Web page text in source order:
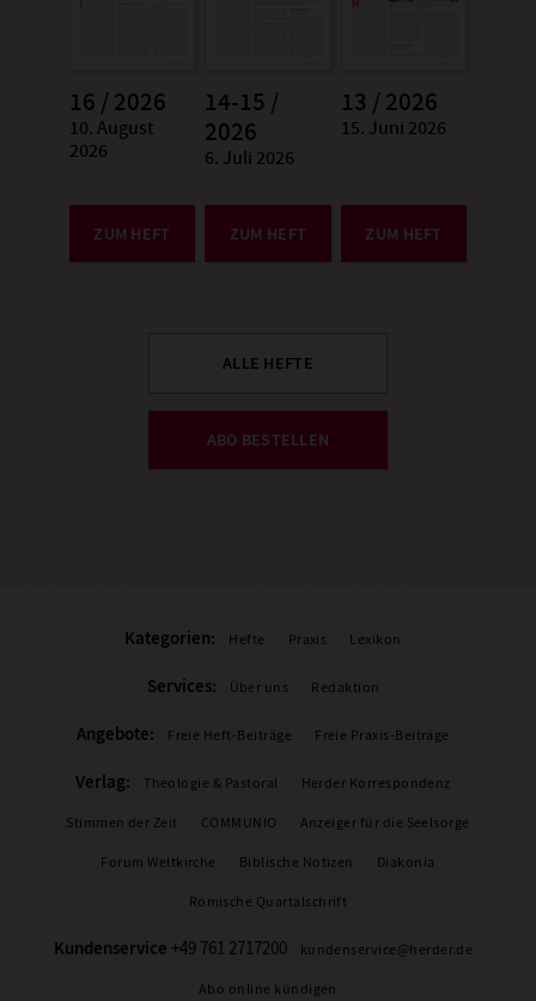
16 / 2026
:
10. August
2026
ZUM HEFT
14-15 /
2026
:
6. Juli 2026
ZUM HEFT
13 / 2026
:
15. Juni 2026
ZUM HEFT
ALLE HEFTE
ABO BESTELLEN
Kategorien: Hefte Praxis Lexikon
Services: Über uns Redaktion
Angebote: Freie Heft-Beiträge Freie Praxis-Beiträge
Verlag: Theologie & Pastoral Herder Korrespondenz
Stimmen der Zeit COMMUNIO Anzeiger für die Seelsorge
Forum Weltkirche Biblische Notizen Diakonia
Römische Quartalschrift
Kundenservice +49 761 2717200 kundenservice@herder.de
Abo online kündigen